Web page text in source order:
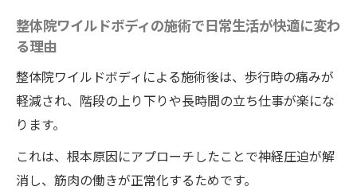
短時間の整体院ワイルドボディの施術の効
整体院ワイルドボディで効率的に痛みを消
す技術の魅力
方へのアドバイス
ワイルドボディの30分整体が忙しい方に支
整体院ワイルドボディの施術で日常生活が快適に変わ
る理由
整体院ワイルドボディによる施術後は、歩行時の痛みが
軽減され、階段の上り下りや長時間の立ち仕事が楽にな
ります。
これは、根本原因にアプローチしたことで神経圧迫が解
消し、筋肉の働きが正常化するためです。